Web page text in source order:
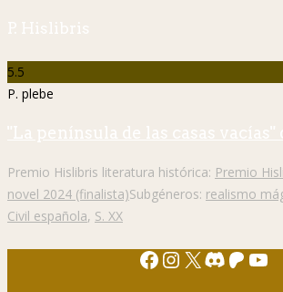
P. Hislibris
5.5
P. plebe
"La península de las casas vacías"
Premio Hislibris literatura histórica: Premio
novel 2024 (finalista)Subgéneros: realismo
Civil española, S. XX
Facebook
Instagram
X Discord